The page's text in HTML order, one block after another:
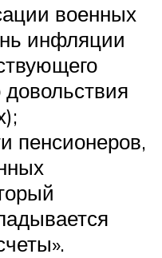
военных
инфляции
довольствия
пенсионеров,